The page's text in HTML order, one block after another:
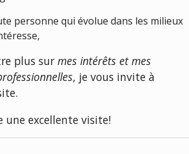
personne qui évolue dans les milieux
plus sur mes intérêts et mes
, je vous invite à
une excellente visite!